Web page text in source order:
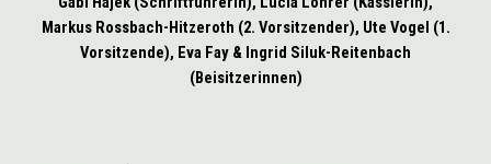
Markus Rossbach-Hitzeroth (2. Vorsitzender), Ute Vogel (1.
Vorsitzende), Eva Fay & Ingrid Siluk-Reitenbach
(Beisitzerinnen)